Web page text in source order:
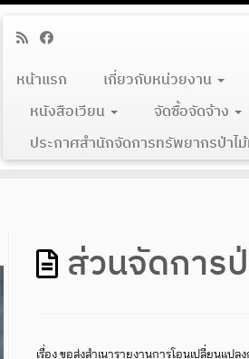
หน้าแรก เกี่ยวกับหน่วยงาน
หนังสือเวียน
จัดซื้อจัดจ้าง
ประกาศสำนักจัดการทรัพยากรป่าไ
ส่วนจัดการ
เรื่อง ขอส่งสำเนารายงานการโอนเปลี่ยนแป